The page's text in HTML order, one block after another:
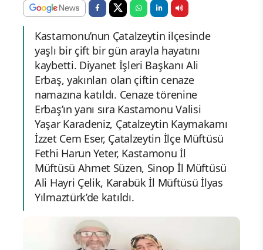
Kastamonu’nun Çatalzeytin ilçesinde
yaşlı bir çift bir gün arayla hayatını
kaybetti. Diyanet İşleri Başkanı Ali
Erbaş, yakınları olan çiftin cenaze
namazına katıldı. Cenaze törenine
Erbaş’ın yanı sıra Kastamonu Valisi
Yaşar Karadeniz, Çatalzeytin Kaymakamı
İzzet Cem Eser, Çatalzeytin İlçe Müftüsü
Fethi Harun Yeter, Kastamonu İl
Müftüsü Ahmet Süzen, Sinop İl Müftüsü
Ali Hayri Çelik, Karabük İl Müftüsü İlyas
Yılmaztürk’de katıldı.